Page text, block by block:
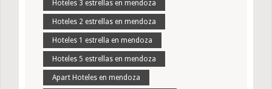
Hoteles 3 estrellas en mendoza
Hoteles 2 estrellas en mendoza
Hoteles 1 estrella en mendoza
Hoteles 5 estrellas en mendoza
Apart Hoteles en mendoza